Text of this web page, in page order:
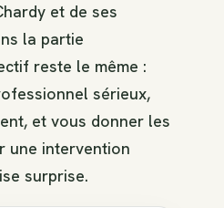
et de ses
la partie
reste le même :
sérieux,
et vous donner les
une intervention
surprise.